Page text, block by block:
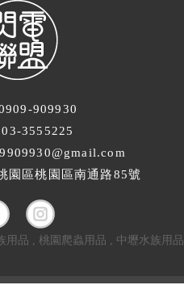
909930
3555225
園區桃園區南通路85號
用品 桃園爬蟲用品 中壢水族用品